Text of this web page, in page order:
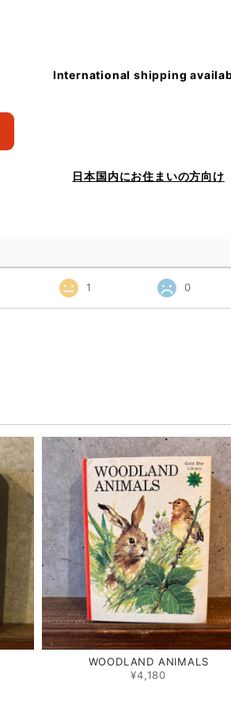
International shipping
日本国内にお住まいの方向け
1 0
WOODLAND ANIMALS
¥4,180